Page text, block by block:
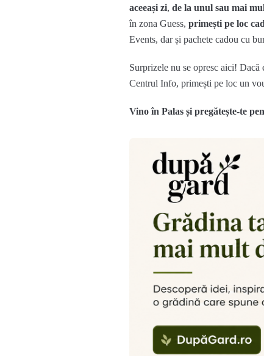
aceeași zi, de la unul sau mai
în zona Guess, primești pe loc
Events, dar și pachete cadou cu
Surprizele nu se opresc aici!
Centrul Info, primești pe loc un
Vino în Palas și pregătește-te